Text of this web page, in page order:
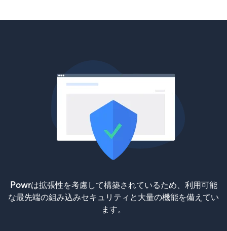
Powrは拡張性を考慮して構築されているため、利用可能
な最先端の組み込みセキュリティと大量の機能を備えてい
ます。